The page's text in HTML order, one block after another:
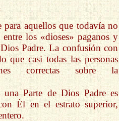
aquellos que todavía no
los «dioses» paganos y
Padre. La confusión con
que casi todas las personas
correctas sobre la
Parte de Dios Padre es
Él en el estrato superior,